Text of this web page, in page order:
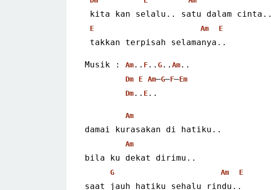
kita kan selalu.. satu dalam cinta..
E Am E
takkan terpisah selamanya..
Musik : Am.. F.. G.. Am..
Dm E Am–G–F–Em
Dm.. E..
Am
damai kurasakan di hatiku..
Am
bila ku dekat dirimu..
G Am E
saat jauh hatiku sehalu rindu..